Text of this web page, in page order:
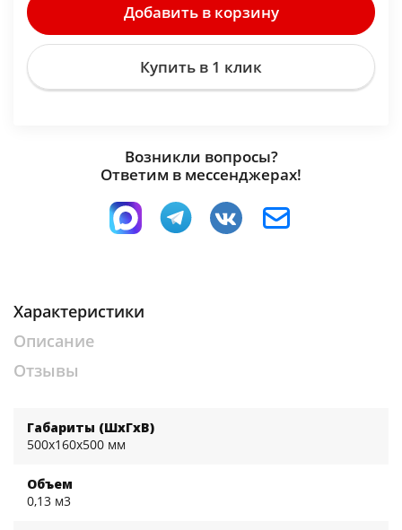
Добавить в корзину
Купить в 1 клик
Возникли вопросы?
Ответим в мессенджерах!
Характеристики
Описание
Отзывы
Габариты (ШхГхВ)
500x160x500 мм
Объем
0,13 м3